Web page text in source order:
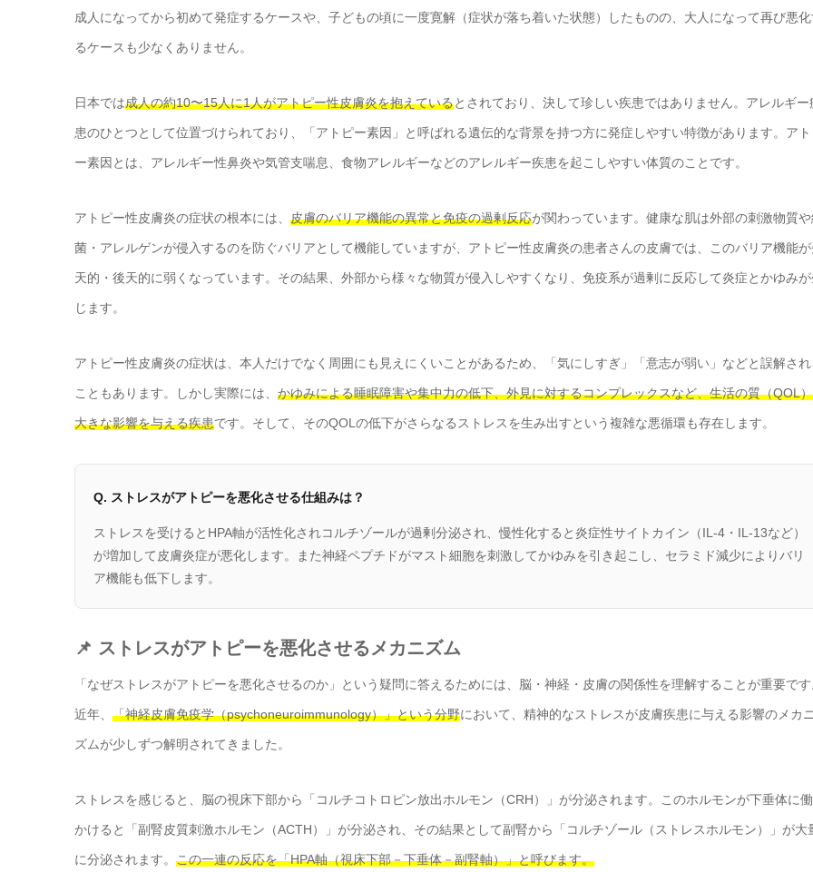
成人になってから初めて発症するケースや、子どもの頃に一度寛解（症状が落ち着いた状態）したものの、大人になって再び悪
るケースも少なくありません。
日本では成人の約10〜15人に1人がアトピー性皮膚炎を抱えているとされており、決して珍しい疾患ではありません。アレルギー
患のひとつとして位置づけられており、「アトピー素因」と呼ばれる遺伝的な背景を持つ方に発症しやすい特徴があります。ア
ー素因とは、アレルギー性鼻炎や気管支喘息、食物アレルギーなどのアレルギー疾患を起こしやすい体質のことです。
アトピー性皮膚炎の症状の根本には、 皮膚のバリア機能の異常と免疫の過剰反応が関わっています。健康な肌は外部の刺激物質
菌・アレルゲンが侵入するのを防ぐバリアとして機能していますが、アトピー性皮膚炎の患者さんの皮膚では、このバリア機能
天的・後天的に弱くなっています。その結果、外部から様々な物質が侵入しやすくなり、免疫系が過剰に反応して炎症とかゆみ
じます。
アトピー性皮膚炎の症状は、本人だけでなく周囲にも見えにくいことがあるため、「気にしすぎ」「意志が弱い」などと誤解さ
こともあります。しかし実際には、 かゆみによる睡眠障害や集中力の低下、外見に対するコンプレックスなど、生活の質（QOL
大きな影響を与える疾患です。そして、そのQOLの低下がさらなるストレスを生み出すという複雑な悪循環も存在します。
Q. ストレスがアトピーを悪化させる仕組みは？
ストレスを受けるとHPA軸が活性化されコルチゾールが過剰分泌され、慢性化すると炎症性サイトカイン（IL-4・IL-13など）
が増加して皮膚炎症が悪化します。また神経ペプチドがマスト細胞を刺激してかゆみを引き起こし、セラミド減少によりバリ
ア機能も低下します。
📌 ストレスがアトピーを悪化させるメカニズム
「なぜストレスがアトピーを悪化させるのか」という疑問に答えるためには、脳・神経・皮膚の関係性を理解することが重要で
近年、 「神経皮膚免疫学（psychoneuroimmunology）」という分野において、精神的なストレスが皮膚疾患に与える影響のメカ
ズムが少しずつ解明されてきました。
ストレスを感じると、脳の視床下部から「コルチコトロピン放出ホルモン（CRH）」が分泌されます。このホルモンが下垂体に
かけると「副腎皮質刺激ホルモン（ACTH）」が分泌され、その結果として副腎から「コルチゾール（ストレスホルモン）」が大
に分泌されます。 この一連の反応を「HPA軸（視床下部－下垂体－副腎軸）」と呼びます。